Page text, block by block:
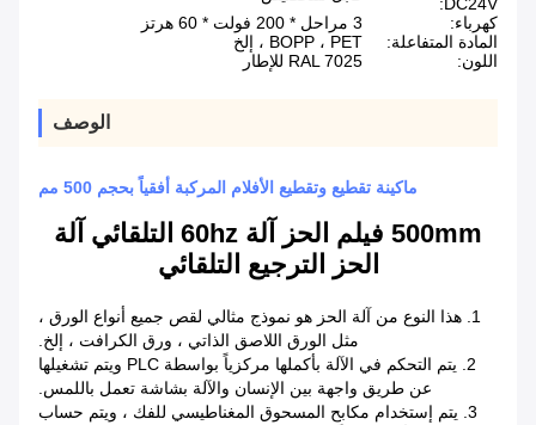
DC24V:
كهرباء:
3 مراحل * 200 فولت * 60 هرتز
المادة المتفاعلة:
BOPP ، PET ، إلخ
اللون:
RAL 7025 للإطار
الوصف
ماكينة تقطيع وتقطيع الأفلام المركبة أفقياً بحجم 500 مم
500mm فيلم الحز آلة 60hz التلقائي آلة
الحز الترجيع التلقائي
1. هذا النوع من آلة الحز هو نموذج مثالي لقص جميع أنواع الورق ،
مثل الورق اللاصق الذاتي ، ورق الكرافت ، إلخ.
2. يتم التحكم في الآلة بأكملها مركزياً بواسطة PLC ويتم تشغيلها
عن طريق واجهة بين الإنسان والآلة بشاشة تعمل باللمس.
3. يتم إستخدام مكابح المسحوق المغناطيسي للفك ، ويتم حساب